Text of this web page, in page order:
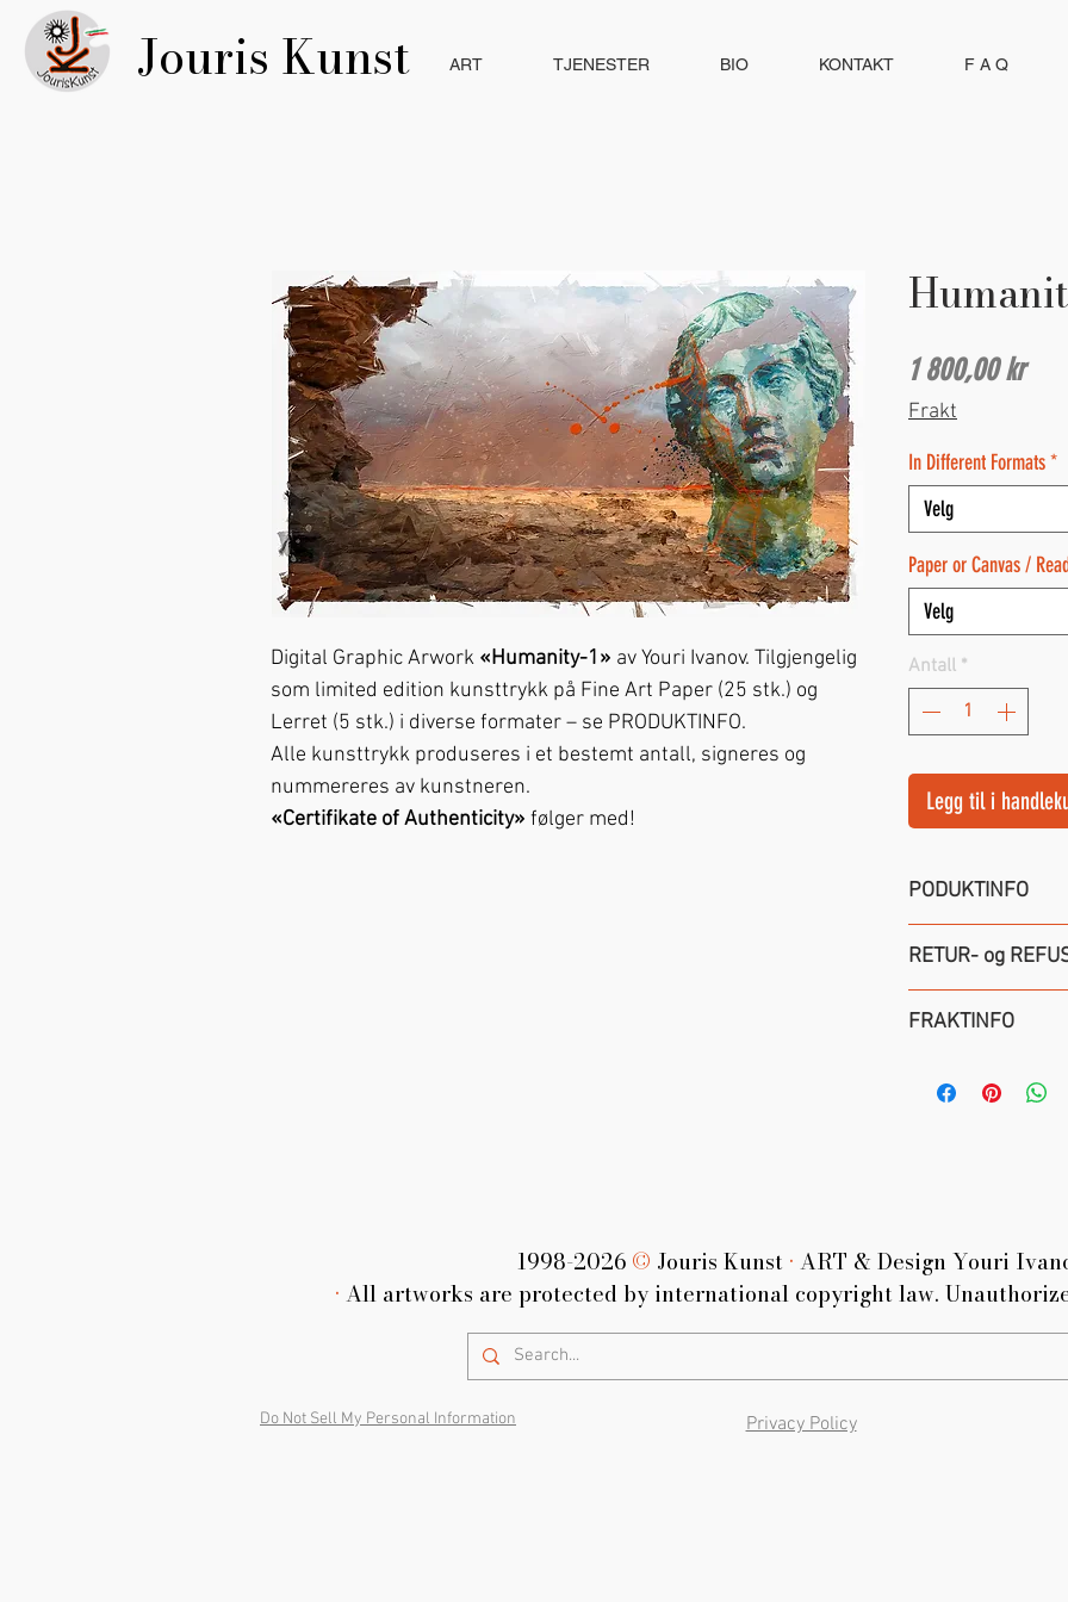
Jouris Kunst ART TJENESTER BIO KONTAKT F A Q
Digital Graphic Arwork «Humanity-1» av Youri Ivanov. Tilgjengelig
som limited edition kunsttrykk på Fine Art Paper (25 stk.) og
Lerret (5 stk.) i diverse formater – se PRODUKTINFO.
Alle kunsttrykk produseres i et bestemt antall, signeres og
nummereres av kunstneren.
«Certifikate of Authenticity» følger med!
1 800,00 krPris
Frakt
In Different Formats*
Velg
Paper or Canvas /
Velg
Antall *
Legg til i
PODUKTINFO
Kunstrykk er
i diverse
Om noen vil
bare spørsmål
RETUR- og
1 ukesr returrett
FRAKTINFO
fra
1998-2026 © Jouris Kunst • ART & Design Youri
• All artworks are protected by international copyright law.
Do Not Sell My Personal Information Privacy Policy